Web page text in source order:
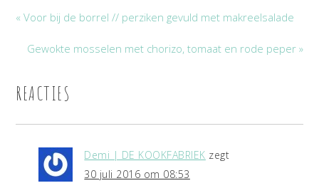
« Voor bij de borrel // perziken gevuld met makreelsalade
Gewokte mosselen met chorizo, tomaat en rode peper »
REACTIES
Demi | DE KOOKFABRIEK zegt
30 juli 2016 om 08:53